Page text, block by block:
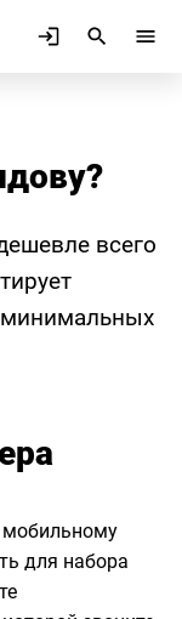
всего
минимальных
мобильному
для набора